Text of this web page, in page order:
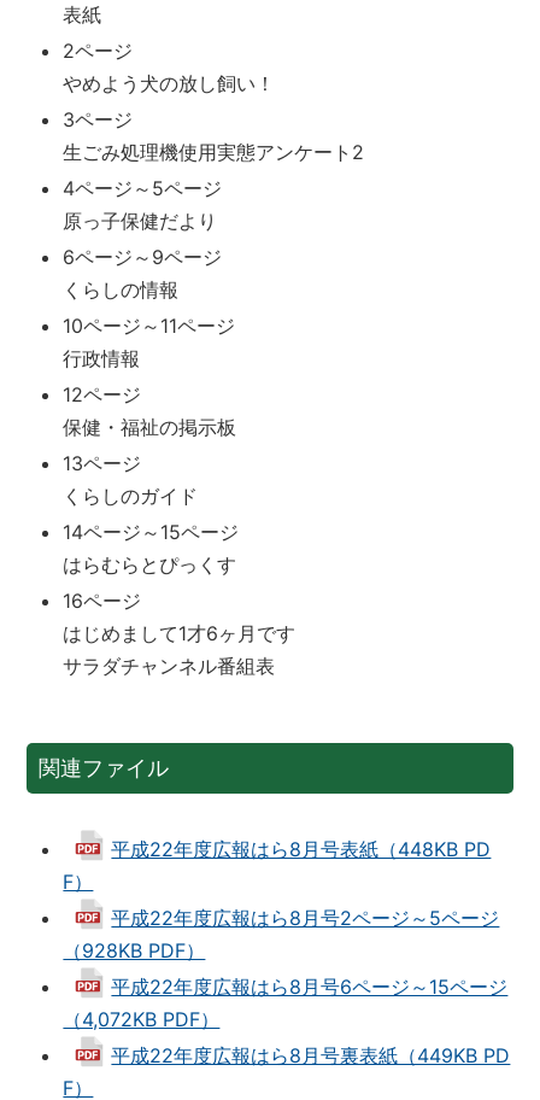
表紙
2ページ
やめよう犬の放し飼い！
3ページ
生ごみ処理機使用実態アンケート2
4ページ～5ページ
原っ子保健だより
6ページ～9ページ
くらしの情報
10ページ～11ページ
行政情報
12ページ
保健・福祉の掲示板
13ページ
くらしのガイド
14ページ～15ページ
はらむらとぴっくす
16ページ
はじめまして1才6ヶ月です
サラダチャンネル番組表
関連ファイル
平成22年度広報はら8月号表紙（448KB PD
F）
平成22年度広報はら8月号2ページ～5ページ
（928KB PDF）
平成22年度広報はら8月号6ページ～15ページ
（4,072KB PDF）
平成22年度広報はら8月号裏表紙（449KB PD
F）